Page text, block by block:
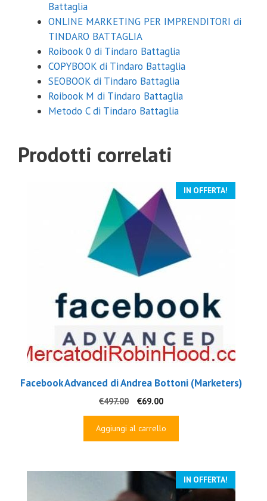
Battaglia
ONLINE MARKETING PER IMPRENDITORI di
TINDARO BATTAGLIA
Roibook 0 di Tindaro Battaglia
COPYBOOK di Tindaro Battaglia
SEOBOOK di Tindaro Battaglia
Roibook M di Tindaro Battaglia
Metodo C di Tindaro Battaglia
Prodotti correlati
IN OFFERTA!
Facebook Advanced di Andrea Bottoni (Marketers)
€497.00
Il
originale
€69.00Il
attuale
Aggiungi al carrello
IN OFFERTA!